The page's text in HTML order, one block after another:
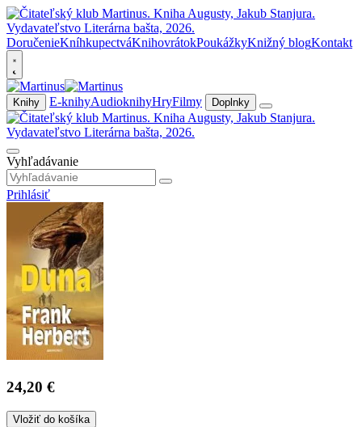
DoručenieKníhkupectváKnihovrátokPoukážkyKnižný blogKontakt
Knihy E-knihyAudioknihyHryFilmy Doplnky
Vyhľadávanie
Prihlásiť
24,20 €
Vložiť do košíka